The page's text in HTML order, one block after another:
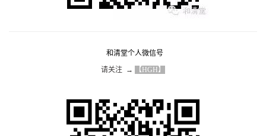
和清堂个人微信号
请关注  → 【HGH】